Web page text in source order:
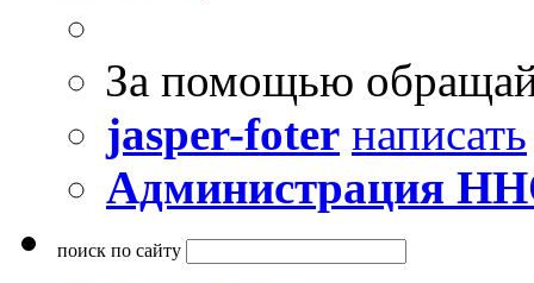
За помощью
jasper-foter написать
Администрация
поиск по сайту